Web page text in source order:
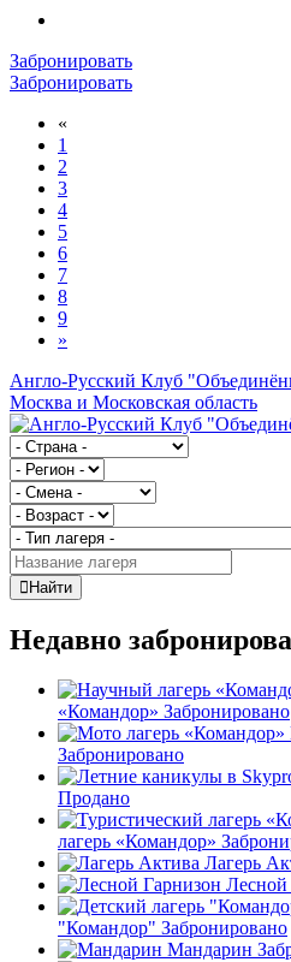
Забронировать
Забронировать
«
1
2
3
4
5
6
7
8
9
»
Англо-Русский Клуб
Москва и Московская область
Найти
Недавно
«Командор» Забронировано
Забронировано
Продано
лагерь «Командор»
Лагерь
Лесной
"Командор" Забронировано
Мандарин